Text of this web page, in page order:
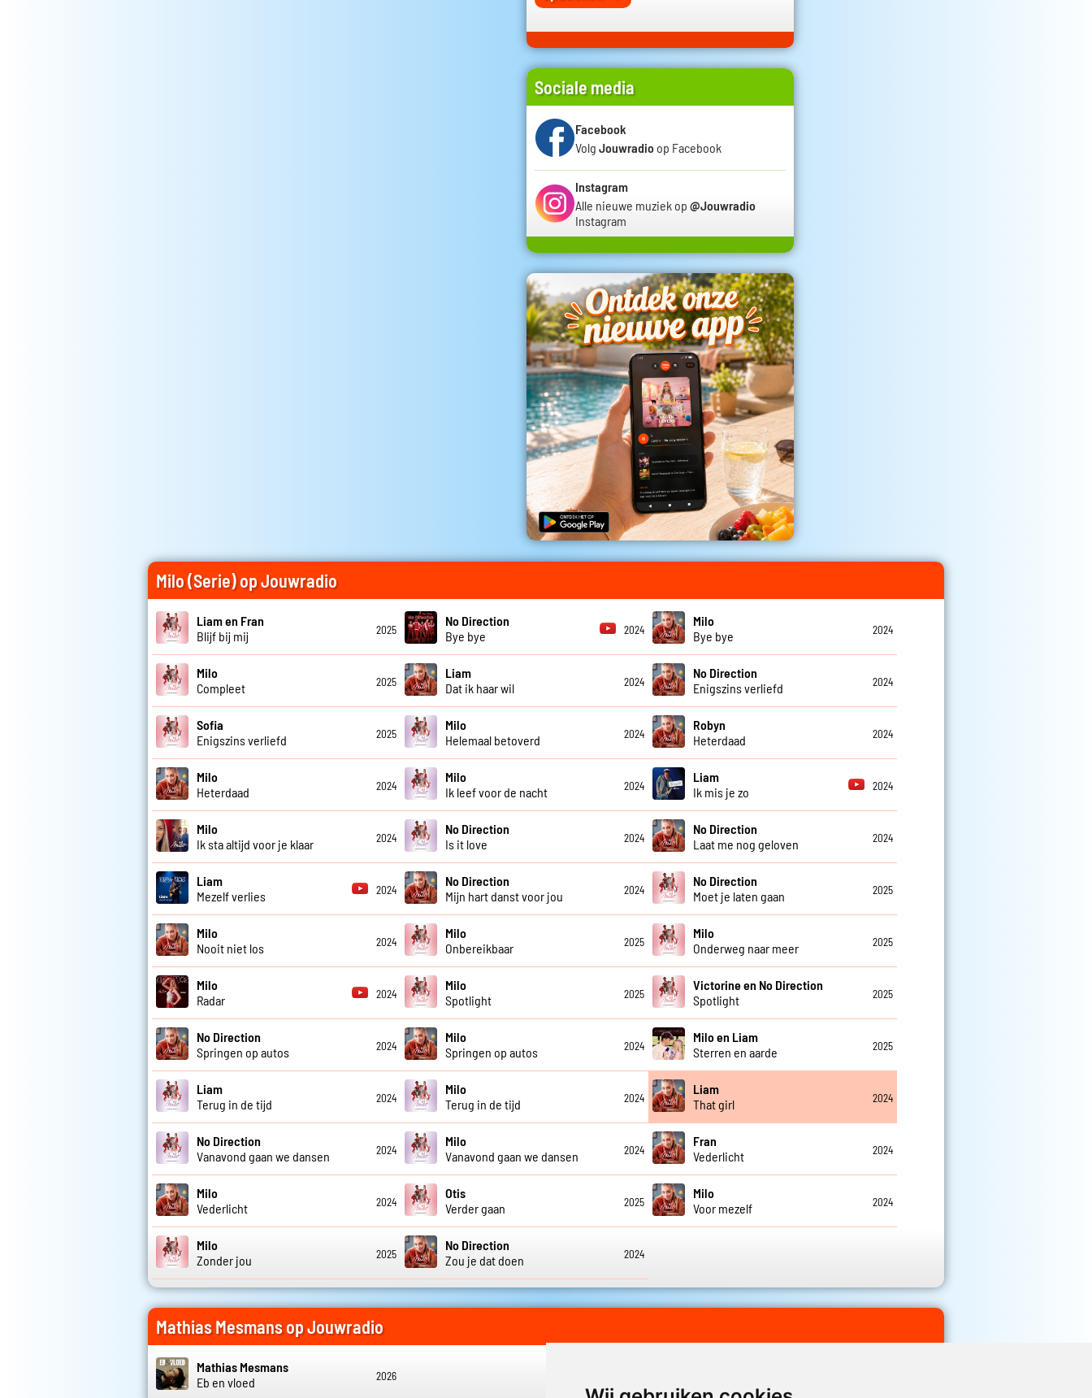
Sociale media
Facebook
Volg Jouwradio op Facebook
Instagram
Alle nieuwe muziek op @Jouwradio
Instagram
Milo (Serie) op Jouwradio
Liam en Fran
Blijf bij mij
2025
No Direction
Bye bye
2024
Milo
Bye bye
2024
Milo
Compleet
2025
Liam
Dat ik haar wil
2024
No Direction
Enigszins verliefd
2024
Sofia
Enigszins verliefd
2025
Milo
Helemaal betoverd
2024
Robyn
Heterdaad
2024
Milo
Heterdaad
2024
Milo
Ik leef voor de nacht
2024
Liam
Ik mis je zo
2024
Milo
Ik sta altijd voor je klaar
2024
No Direction
Is it love
2024
No Direction
Laat me nog geloven
2024
Liam
Mezelf verlies
2024
No Direction
Mijn hart danst voor jou
2024
No Direction
Moet je laten gaan
2025
Milo
Nooit niet los
2024
Milo
Onbereikbaar
2025
Milo
Onderweg naar meer
2025
Milo
Radar
2024
Milo
Spotlight
2025
Victorine en No Direction
Spotlight
2025
No Direction
Springen op autos
2024
Milo
Springen op autos
2024
Milo en Liam
Sterren en aarde
2025
Liam
Terug in de tijd
2024
Milo
Terug in de tijd
2024
Liam
That girl
2024
No Direction
Vanavond gaan we dansen
2024
Milo
Vanavond gaan we dansen
2024
Fran
Vederlicht
2024
Milo
Vederlicht
2024
Otis
Verder gaan
2025
Milo
Voor mezelf
2024
Milo
Zonder jou
2025
No Direction
Zou je dat doen
2024
Mathias Mesmans op Jouwradio
Mathias Mesmans
Eb en vloed
2026